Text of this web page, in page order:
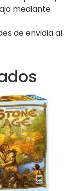
mediante
de envidia al